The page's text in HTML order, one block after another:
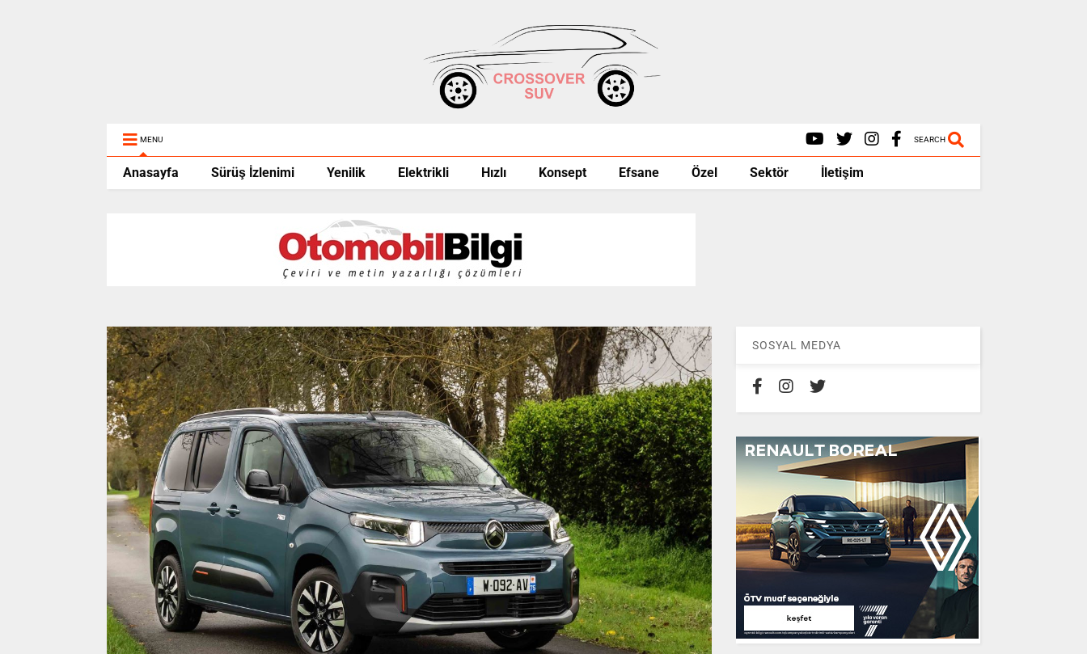
MENU SEARCH
Anasayfa Sürüş İzlenimi Yenilik Elektrikli Hızlı Konsept Efsane Özel Sektör İletişim
SOSYAL MEDYA